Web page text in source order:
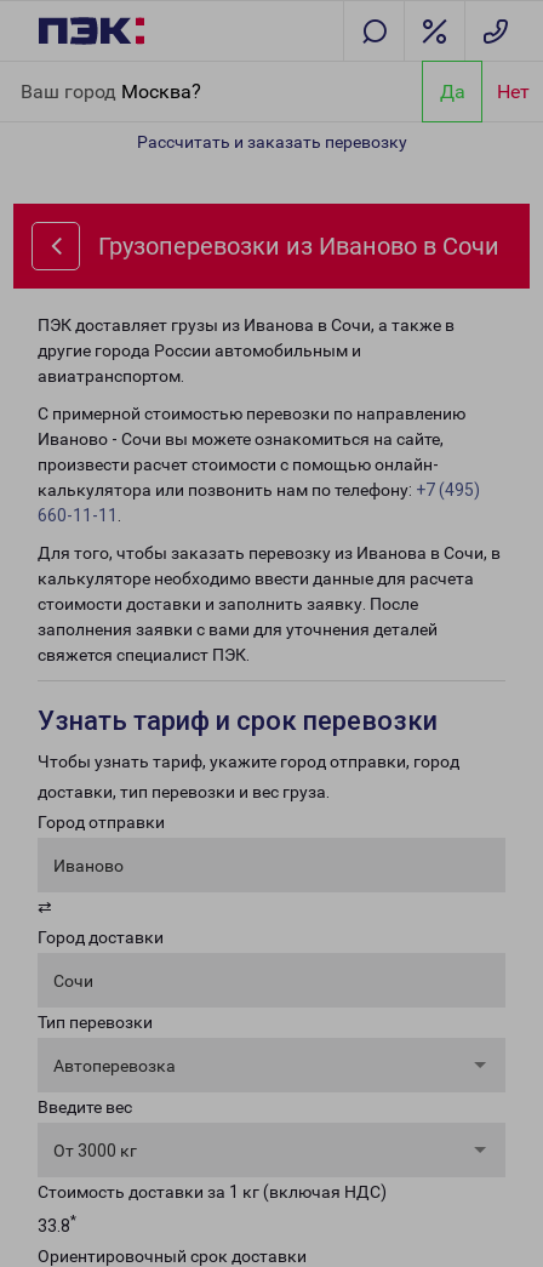
Ваш город Москва? Да Нет
Рассчитать и заказать перевозку
Грузоперевозки из Иваново в Сочи
ПЭК доставляет грузы из Иванова в Сочи, а также в
другие города России автомобильным и
авиатранспортом.
С примерной стоимостью перевозки по направлению
Иваново - Сочи вы можете ознакомиться на сайте,
произвести расчет стоимости с помощью онлайн-
калькулятора или позвонить нам по телефону: +7 (495)
660-11-11
Для того, чтобы заказать перевозку из Иванова в Сочи, в
калькуляторе необходимо ввести данные для расчета
стоимости доставки и заполнить заявку. После
заполнения заявки с вами для уточнения деталей
свяжется специалист ПЭК.
Узнать тариф и срок перевозки
Чтобы узнать тариф, укажите город отправки, город
доставки, тип перевозки и вес груза.
Город отправки
Иваново
⇄
Город доставки
Сочи
Тип перевозки
Автоперевозка
Введите вес
От 3000 кг
Стоимость доставки за 1 кг (включая НДС)
33.8*
Ориентировочный срок доставки